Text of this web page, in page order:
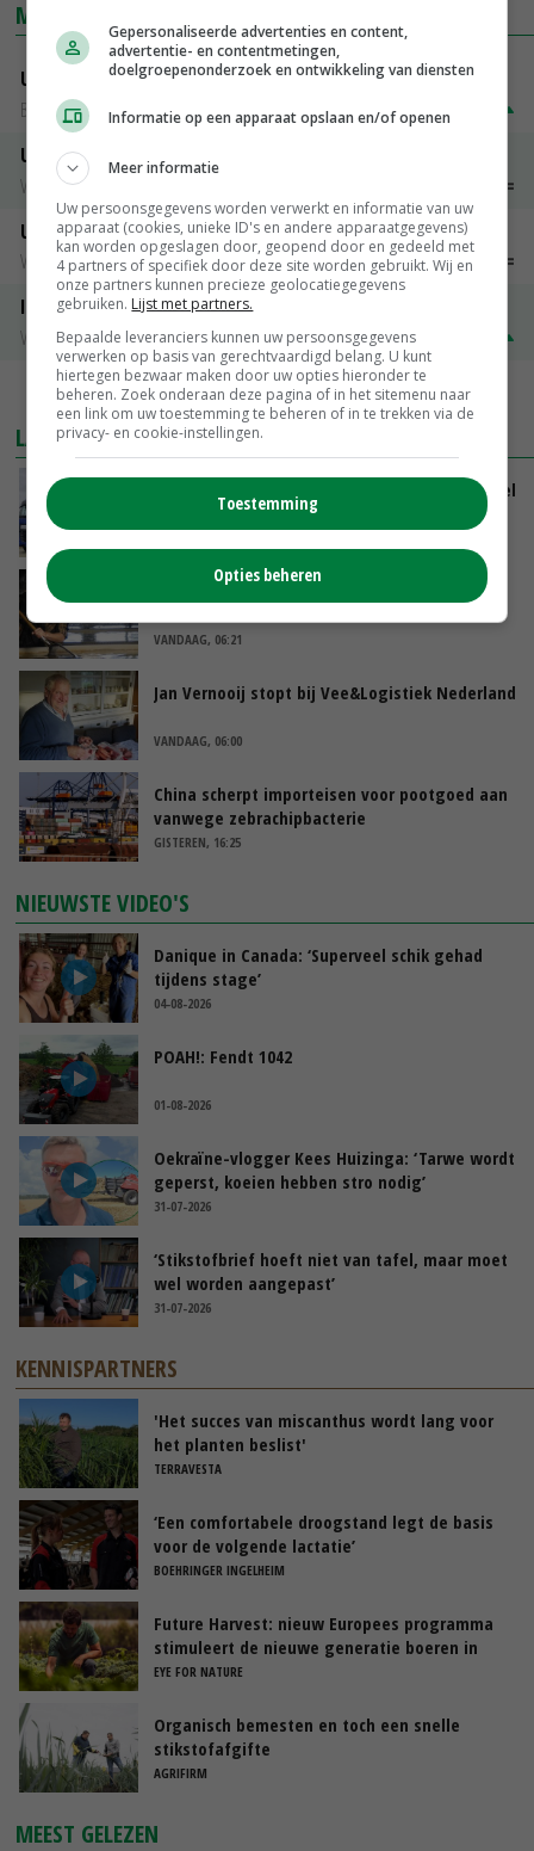
MARKTPRIJZEN
Uitbetaalprijs DCA BestPigletPrice
Biggen weekprijzen
€ 26,50 € 0,50
Uitbetaalprijs Compaxo
Vleesvarkens
Uitbetaalprijs Van Rooi Meat
Vleesvarkens
€ 1,15 € 0,00
ISN prijs Frankrijk
Vleesvarkens
€ 1,78
MEER MARKTPRIJZEN
LAATSTE NIEUWS
ForFarmers groeit verder en ziet marktaandeel
toenemen
Zalmkweker wil ‘standaard neerzetten die als
VANDAAG, 06:21
Jan Vernooij stopt bij Vee&Logistiek Nederland
VANDAAG, 06:00
China scherpt importeisen voor pootgoed aan
vanwege zebrachipbacterie
GISTEREN, 16:25
NIEUWSTE VIDEO'S
Danique in Canada: ‘Superveel schik gehad
tijdens stage’
04-08-2026
POAH!: Fendt 1042
01-08-2026
Oekraïne-vlogger Kees Huizinga: ‘Tarwe wordt
geperst, koeien hebben stro nodig’
31-07-2026
‘Stikstofbrief hoeft niet van tafel, maar moet
wel worden aangepast’
31-07-2026
KENNISPARTNERS
'Het succes van miscanthus wordt lang voor
het planten beslist'
TERRAVESTA
‘Een comfortabele droogstand legt de basis
voor de volgende lactatie’
BOEHRINGER INGELHEIM
Future Harvest: nieuw Europees programma
stimuleert de nieuwe generatie boeren in
Nederland
EYE FOR NATURE
Organisch bemesten en toch een snelle
stikstofafgifte
AGRIFIRM
MEEST GELEZEN
Gepersonaliseerde advertenties en content,
advertentie- en contentmetingen,
doelgroepenonderzoek en ontwikkeling van diensten
Informatie op een apparaat opslaan en/of openen
Meer informatie
Uw persoonsgegevens worden verwerkt en informatie van uw
apparaat (cookies, unieke ID's en andere apparaatgegevens)
kan worden opgeslagen door, geopend door en gedeeld met
4 partners of specifiek door deze site worden gebruikt. Wij en
onze partners kunnen precieze geolocatiegegevens
gebruiken. Lijst met partners.
Bepaalde leveranciers kunnen uw persoonsgegevens
verwerken op basis van gerechtvaardigd belang. U kunt
hiertegen bezwaar maken door uw opties hieronder te
beheren. Zoek onderaan deze pagina of in het sitemenu naar
een link om uw toestemming te beheren of in te trekken via de
privacy- en cookie-instellingen.
Toestemming
Opties beheren